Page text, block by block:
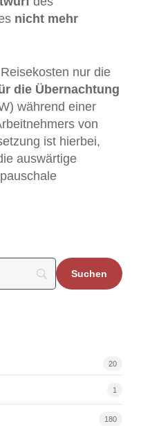
nicht mehr
nur die
die Übernachtung
während einer
von
ist hierbei,
auswärtige
20
1
180